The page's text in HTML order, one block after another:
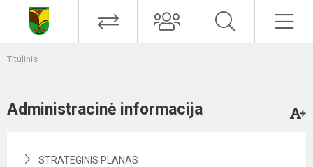
Titulinis
Administracinė informacija
STRATEGINIS PLANAS